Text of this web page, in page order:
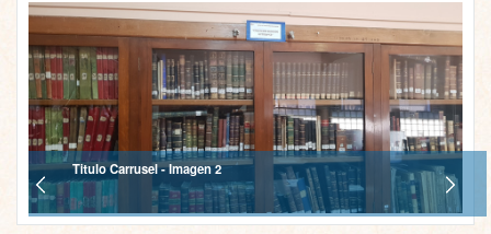
Titulo Carrusel - Imagen 2